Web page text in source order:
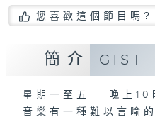
您喜歡這個節目嗎?
簡介 GIST
星期一至五 晚上10
音樂有一種難以言喻